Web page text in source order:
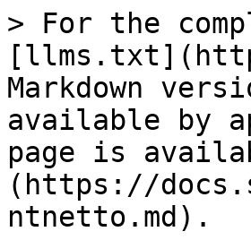
> For the
Markdown
available by
page is
(https://
ntnetto.md).